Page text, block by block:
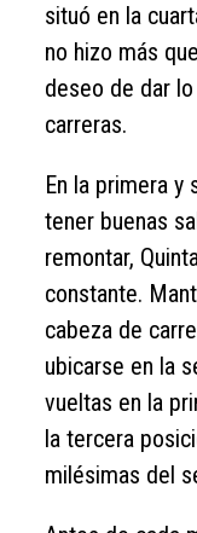
situó en la
no hizo más
deseo de dar
carreras.
En la primera y
tener buenas
remontar,
constante.
cabeza de
ubicarse en la
vueltas en la
la tercera
milésimas del